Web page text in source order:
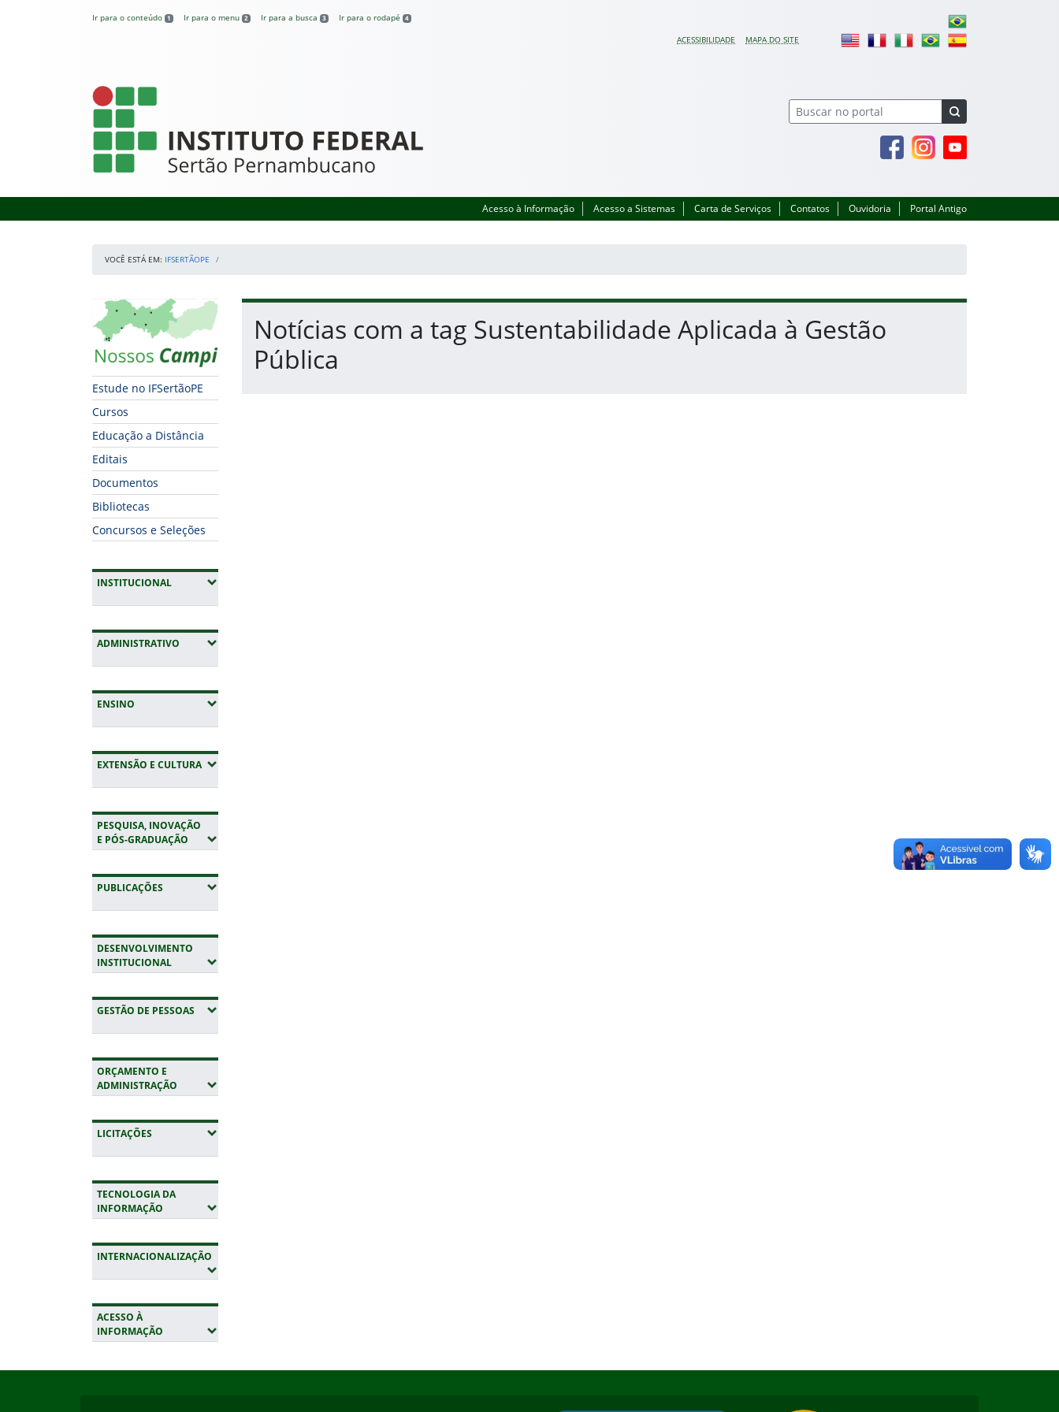
Ir para o conteúdo 1 Ir para o menu 2 Ir para a busca 3 Ir para o rodapé 4
ACESSIBILIDADE MAPA DO SITE
IFSertãoPE
FacebookInstagramYoutube
Acesso à Informação Acesso a Sistemas Carta de Serviços Contatos Ouvidoria Portal Antigo
VOCÊ ESTÁ EM: IFSERTÃOPE
Início da navegação
Mapa Campi
Estude no IFSertãoPE
Cursos
Educação a Distância
Editais
Documentos
Bibliotecas
Concursos e Seleções
INSTITUCIONAL(EXPANDIR SUBMENUS)
ADMINISTRATIVO (EXPANDIR SUBMENUS)
ENSINO (EXPANDIR SUBMENUS)
EXTENSÃO E CULTURA(EXPANDIR SUBMENUS)
PESQUISA, INOVAÇÃO
E PÓS-GRADUAÇÃO (EXPANDIR SUBMENUS)
PUBLICAÇÕES (EXPANDIR SUBMENUS)
DESENVOLVIMENTO
INSTITUCIONAL(EXPANDIR SUBMENUS)
GESTÃO DE PESSOAS (EXPANDIR SUBMENUS)
ORÇAMENTO E
ADMINISTRAÇÃO (EXPANDIR SUBMENUS)
LICITAÇÕES (EXPANDIR SUBMENUS)
TECNOLOGIA DA
INFORMAÇÃO (EXPANDIR SUBMENUS)
INTERNACIONALIZAÇÃO
ACESSO À
INFORMAÇÃO (EXPANDIR SUBMENUS)
Início do conteúdo
Notícias com a tag Sustentabilidade Aplicada à Gestão
Pública